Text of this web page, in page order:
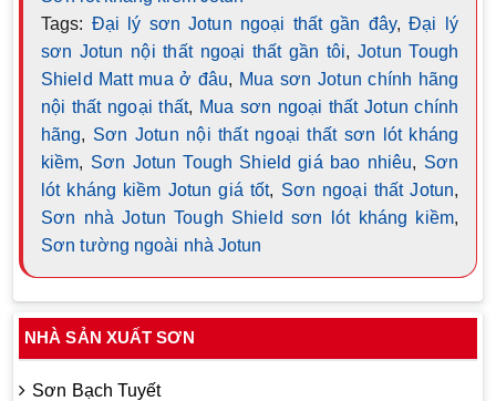
Tags: Đại lý sơn Jotun ngoại thất gần đây,Đại lý
sơn Jotun nội thất ngoại thất gần tôi,Jotun Tough
Shield Matt mua ở đâu, Mua sơn Jotun chính hãng
nội thất ngoại thất, Mua sơn ngoại thất Jotun chính
hãng, Sơn Jotun nội thất ngoại thất sơn lót kháng
kiềm, Sơn Jotun Tough Shield giá bao nhiêu, Sơn
lót kháng kiềm Jotun giá tốt, Sơn ngoại thất Jotun,
Sơn nhà Jotun Tough Shield sơn lót kháng kiềm,
Sơn tường ngoài nhà Jotun
NHÀ SẢN XUẤT SƠN
Sơn Bạch Tuyết